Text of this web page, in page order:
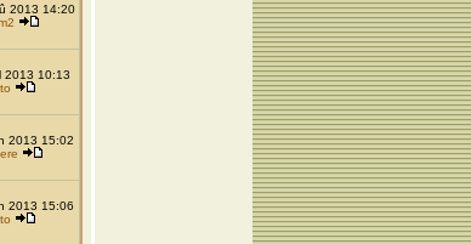
2013 14:20
2013 10:13
2013 15:02
2013 15:06